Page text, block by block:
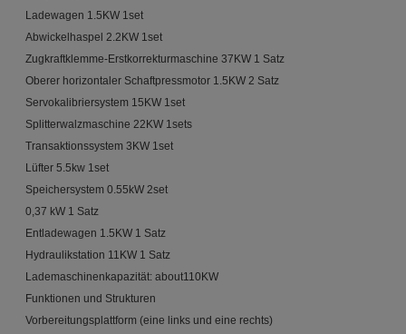
Ladewagen 1.5KW 1set
Abwickelhaspel 2.2KW 1set
Zugkraftklemme-Erstkorrekturmaschine 37KW 1 Satz
Oberer horizontaler Schaftpressmotor 1.5KW 2 Satz
Servokalibriersystem 15KW 1set
Splitterwalzmaschine 22KW 1sets
Transaktionssystem 3KW 1set
Lüfter 5.5kw 1set
Speichersystem 0.55kW 2set
0,37 kW 1 Satz
Entladewagen 1.5KW 1 Satz
Hydraulikstation 11KW 1 Satz
Lademaschinenkapazität: about110KW
Funktionen und Strukturen
Vorbereitungsplattform (eine links und eine rechts)